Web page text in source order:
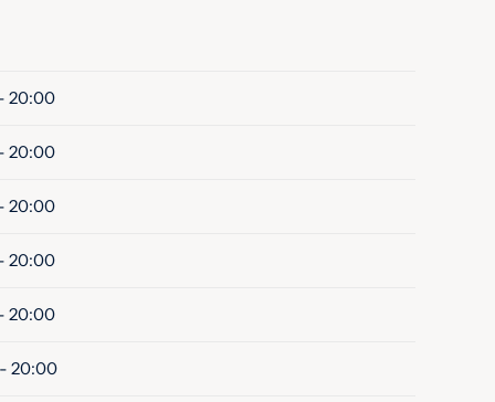
20:00
20:00
20:00
20:00
20:00
20:00